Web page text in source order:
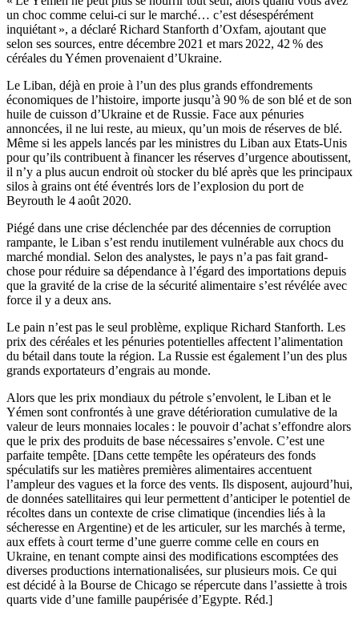
un choc comme celui-ci sur le marché… c’est désespérément
inquiétant », a déclaré Richard Stanforth d’Oxfam, ajoutant que
selon ses sources, entre décembre 2021 et mars 2022, 42 % des
céréales du Yémen provenaient d’Ukraine.
Le Liban, déjà en proie à l’un des plus grands effondrements
économiques de l’histoire, importe jusqu’à 90 % de son blé et de son
huile de cuisson d’Ukraine et de Russie. Face aux pénuries
annoncées, il ne lui reste, au mieux, qu’un mois de réserves de blé.
Même si les appels lancés par les ministres du Liban aux Etats-Unis
pour qu’ils contribuent à financer les réserves d’urgence aboutissent,
il n’y a plus aucun endroit où stocker du blé après que les principaux
silos à grains ont été éventrés lors de l’explosion du port de
Beyrouth le 4 août 2020.
Piégé dans une crise déclenchée par des décennies de corruption
rampante, le Liban s’est rendu inutilement vulnérable aux chocs du
marché mondial. Selon des analystes, le pays n’a pas fait grand-
chose pour réduire sa dépendance à l’égard des importations depuis
que la gravité de la crise de la sécurité alimentaire s’est révélée avec
force il y a deux ans.
Le pain n’est pas le seul problème, explique Richard Stanforth. Les
prix des céréales et les pénuries potentielles affectent l’alimentation
du bétail dans toute la région. La Russie est également l’un des plus
grands exportateurs d’engrais au monde.
Alors que les prix mondiaux du pétrole s’envolent, le Liban et le
Yémen sont confrontés à une grave détérioration cumulative de la
valeur de leurs monnaies locales : le pouvoir d’achat s’effondre alors
que le prix des produits de base nécessaires s’envole. C’est une
parfaite tempête. [Dans cette tempête les opérateurs des fonds
spéculatifs sur les matières premières alimentaires accentuent
l’ampleur des vagues et la force des vents. Ils disposent, aujourd’hui,
de données satellitaires qui leur permettent d’anticiper le potentiel de
récoltes dans un contexte de crise climatique (incendies liés à la
sécheresse en Argentine) et de les articuler, sur les marchés à terme,
aux effets à court terme d’une guerre comme celle en cours en
Ukraine, en tenant compte ainsi des modifications escomptées des
diverses productions internationalisées, sur plusieurs mois. Ce qui
est décidé à la Bourse de Chicago se répercute dans l’assiette à trois
quarts vide d’une famille paupérisée d’Egypte. Réd.]